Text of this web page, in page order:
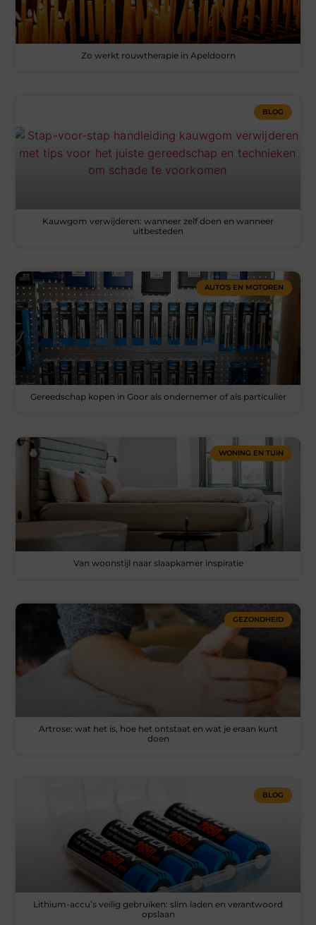
Zo werkt rouwtherapie in Apeldoorn
BLOG
Kauwgom verwijderen: wanneer zelf doen en wanneer
uitbesteden
AUTO’S EN MOTOREN
Gereedschap kopen in Goor als ondernemer of als particulier
WONING EN TUIN
Van woonstijl naar slaapkamer inspiratie
GEZONDHEID
Artrose: wat het is, hoe het ontstaat en wat je eraan kunt
doen
BLOG
Lithium-accu’s veilig gebruiken: slim laden en verantwoord
opslaan